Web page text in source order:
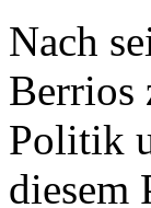
Nach
Berrios
Politik
diesem